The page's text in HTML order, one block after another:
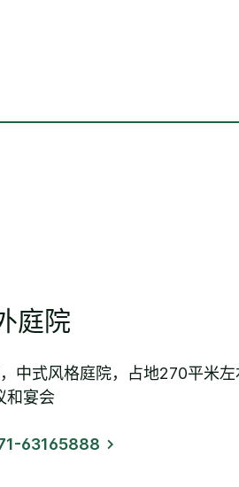
庭院
中式风格庭院，占地270平米
和宴会
63165888